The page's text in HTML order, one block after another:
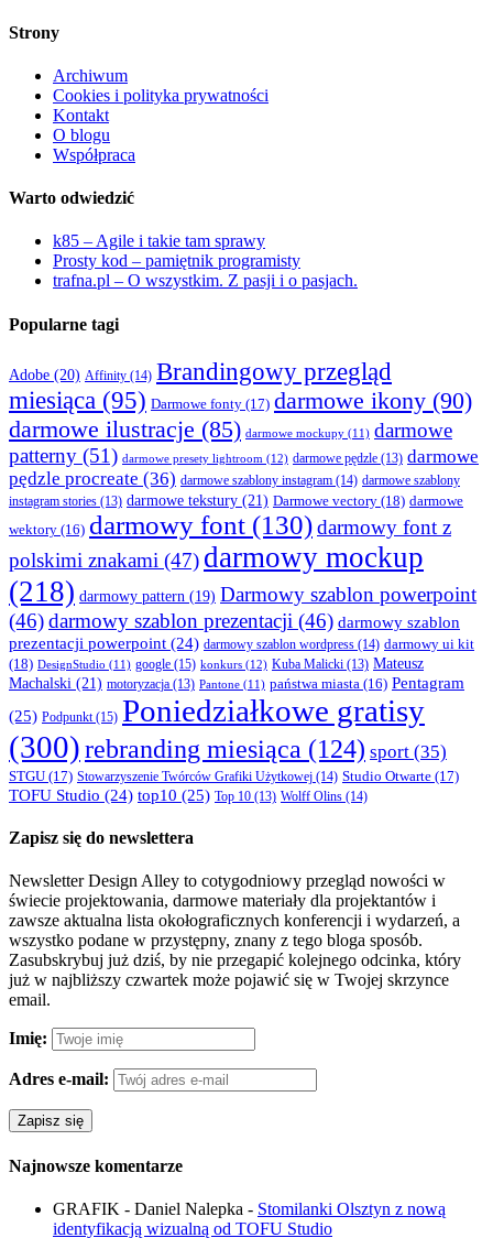
Strony
Archiwum
Cookies i polityka prywatności
Kontakt
O blogu
Współpraca
Warto odwiedzić
k85 – Agile i takie tam sprawy
Prosty kod – pamiętnik programisty
trafna.pl – O wszystkim. Z pasji i o pasjach.
Popularne tagi
Adobe (20) Affinity (14) Brandingowy przegląd
miesiąca (95) Darmowe fonty (17) darmowe ikony (90)
darmowe ilustracje (85) darmowe mockupy (11) darmowe
patterny (51) darmowe presety lightroom (12) darmowe pędzle (13) darmowe
pędzle procreate (36) darmowe szablony instagram (14) darmowe szablony
instagram stories (13) darmowe tekstury (21) Darmowe vectory (18) darmowe
wektory (16) darmowy font (130)darmowy font z
polskimi znakami (47) darmowy mockup
(218) darmowy pattern (19) Darmowy szablon powerpoint
(46)darmowy szablon prezentacji (46) darmowy szablon
prezentacji powerpoint (24) darmowy szablon wordpress (14) darmowy ui kit
(18) DesignStudio (11) google (15) konkurs (12) Kuba Malicki (13) Mateusz
Machalski (21) motoryzacja (13) Pantone (11) państwa miasta (16) Pentagram
(25) Podpunkt(15) Poniedziałkowe gratisy
(300)rebranding miesiąca (124) sport (35)
STGU (17) Stowarzyszenie Twórców Grafiki Użytkowej (14) Studio Otwarte (17)
TOFU Studio (24) top10 (25) Top 10 (13) Wolff Olins (14)
Zapisz się do newslettera
Newsletter Design Alley to cotygodniowy przegląd nowości w
świecie projektowania, darmowe materiały dla projektantów i
zawsze aktualna lista okołograficznych konferencji i wydarzeń, a
wszystko podane w przystępny, znany z tego bloga sposób.
Zasubskrybuj już dziś, by nie przegapić kolejnego odcinka, który
już w najbliższy czwartek może pojawić się w Twojej skrzynce
email.
Imię:
Adres e-mail:
Najnowsze komentarze
GRAFIK - Daniel Nalepka - Stomilanki Olsztyn z nową
identyfikacją wizualną od TOFU Studio